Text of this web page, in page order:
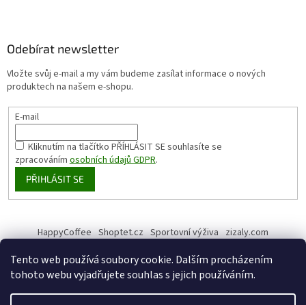
Tento web používá soubory cookie. Dalším procházením
tohoto webu vyjadřujete souhlas s jejich používáním.
Odebírat newsletter
Vložte svůj e-mail a my vám budeme zasílat informace o nových
produktech na našem e-shopu.
E-mail
Kliknutím na tlačítko PŘÍHLÁSIT SEsouhlasíte se
zpracovánímosobních údajů GDPR.
PŘIHLÁSIT SE
HappyCoffee Shoptet.cz Sportovní výživa zizaly.com